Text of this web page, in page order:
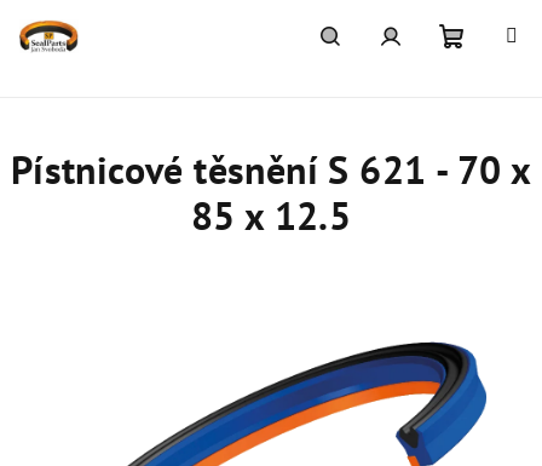
Pístnicové těsnění S 621 - 70 x
85 x 12.5